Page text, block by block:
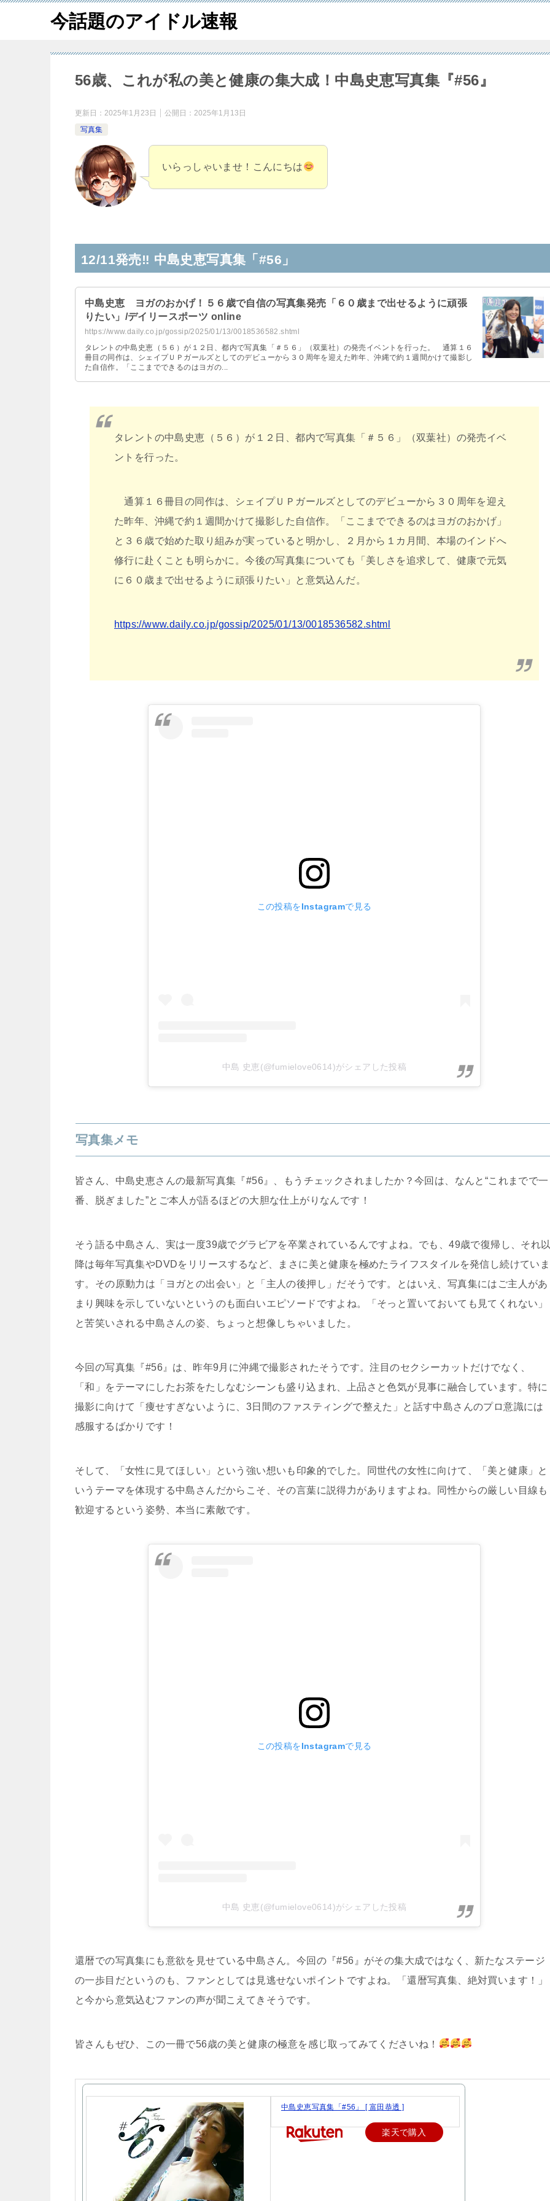
今話題のアイドル速報
56歳、これが私の美と健康の集大成！中島史恵写真集『#56』
更新日： 2025年1月23日 公開日： 2025年1月13日
写真集
いらっしゃいませ！こんにちは
12/11発売‼ 中島史恵写真集「#56」
中島史恵 ヨガのおかげ！５６歳で自信の写真集発売「６０歳まで出せるように頑張
りたい」/デイリースポーツ online
https://www.daily.co.jp/gossip/2025/01/13/0018536582.shtml
タレントの中島史恵（５６）が１２日、都内で写真集「＃５６」（双葉社）の発売イベントを行った。 通算１６
冊目の同作は、シェイプＵＰガールズとしてのデビューから３０周年を迎えた昨年、沖縄で約１週間かけて撮影し
た自信作。「ここまでできるのはヨガの...
タレントの中島史恵（５６）が１２日、都内で写真集「＃５６」（双葉社）の発売イベ
ントを行った。
通算１６冊目の同作は、シェイプＵＰガールズとしてのデビューから３０周年を迎え
た昨年、沖縄で約１週間かけて撮影した自信作。「ここまでできるのはヨガのおかげ」
と３６歳で始めた取り組みが実っていると明かし、２月から１カ月間、本場のインドへ
修行に赴くことも明らかに。今後の写真集についても「美しさを追求して、健康で元気
に６０歳まで出せるように頑張りたい」と意気込んだ。
https://www.daily.co.jp/gossip/2025/01/13/0018536582.shtml
この投稿をInstagramで見る
中島 史恵(@fumielove0614)がシェアした投稿
写真集メモ
皆さん、中島史恵さんの最新写真集『#56』、もうチェックされましたか？今回は、なんと“これまでで一
番、脱ぎました”とご本人が語るほどの大胆な仕上がりなんです！
そう語る中島さん、実は一度39歳でグラビアを卒業されているんですよね。でも、49歳で復帰し、それ
降は毎年写真集やDVDをリリースするなど、まさに美と健康を極めたライフスタイルを発信し続けていま
す。その原動力は「ヨガとの出会い」と「主人の後押し」だそうです。とはいえ、写真集にはご主人があ
まり興味を示していないというのも面白いエピソードですよね。「そっと置いておいても見てくれない」
と苦笑いされる中島さんの姿、ちょっと想像しちゃいました。
今回の写真集『#56』は、昨年9月に沖縄で撮影されたそうです。注目のセクシーカットだけでなく、
「和」をテーマにしたお茶をたしなむシーンも盛り込まれ、上品さと色気が見事に融合しています。特に
撮影に向けて「痩せすぎないように、3日間のファスティングで整えた」と話す中島さんのプロ意識には
感服するばかりです！
そして、「女性に見てほしい」という強い想いも印象的でした。同世代の女性に向けて、「美と健康」と
いうテーマを体現する中島さんだからこそ、その言葉に説得力がありますよね。同性からの厳しい目線も
歓迎するという姿勢、本当に素敵です。
この投稿をInstagramで見る
中島 史恵(@fumielove0614)がシェアした投稿
還暦での写真集にも意欲を見せている中島さん。今回の『#56』がその集大成ではなく、新たなステージ
の一歩目だというのも、ファンとしては見逃せないポイントですよね。「還暦写真集、絶対買います！」
と今から意気込むファンの声が聞こえてきそうです。
皆さんもぜひ、この一冊で56歳の美と健康の極意を感じ取ってみてくださいね！
中島史恵写真集「#56」 [ 富田恭透 ]
楽天で購入